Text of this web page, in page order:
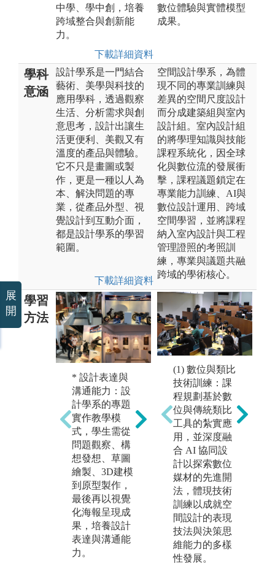
中學、學中創，培養
跨域整合與創新能
力。
下載詳細資料
數位體驗與實體模型
成果。
學科
意涵
設計學系是一門結合
藝術、美學與科技的
應用學科，透過觀察
生活、分析需求與創
意思考，設計出讓生
活更便利、美觀又有
溫度的產品與體驗。
它不只是畫圖或製
作，更是一種以人為
本、解決問題的專
業，從產品外型、視
覺設計到互動介面，
都是設計學系的學習
範圍。
下載詳細資料
空間設計學系，為體
現不同的專業訓練與
差異的空間尺度設計
而分成建築組與室內
設計組。室內設計組
的將學理知識與技能
課程系統化，因全球
化與數位流的發展衝
擊，課程議題鎖定在
專業能力訓練、AI與
數位設計運用、跨域
空間學習，並將課程
納入室內設計與工程
管理證照的考照訓
練，專業與議題共融
跨域的學術核心。
學習
方法
* 設計表達與
溝通能力：設
計學系的專題
實作教學模
式，學生需從
問題觀察、構
想發想、草圖
繪製、3D建模
到原型製作，
最後再以視覺
化海報呈現成
果，培養設計
表達與溝通能
力。
* 學中做，做
中學：學生在
實作中探索使
用者與產品的
關聯，透過手
作激發思考，
結合材料特
性、加工技法
與感官經驗，
從實際操作中
培養創意與問
題解決能力，
展現設計學系
強調的動手實
作與創新思維
(1) 數位與類比
技術訓練：課
程規劃基於數
位與傳統類比
工具的紮實應
用，並深度融
合 AI 協同設
計以探索數位
媒材的先進開
法，體現技術
訓練以成就空
間設計的表現
技法與決策思
維能力的多樣
性發展。
展
開